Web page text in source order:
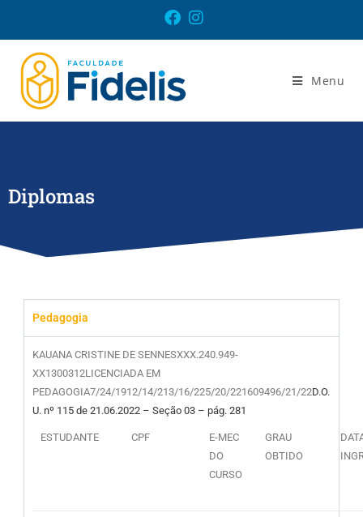
Menu
Diplomas
Pedagogia
KAUANA CRISTINE DE SENNESXXX.240.949-
XX1300312LICENCIADA EM
PEDAGOGIA7/24/1912/14/213/16/225/20/221609496/21/22D.O.
U. nº 115 de 21.06.2022 – Seção 03 – pág. 281
ESTUDANTE CPF
E-MEC
DO
CURSO
GRAU
OBTIDO